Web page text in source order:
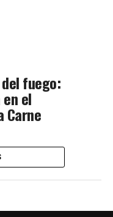
fuego:
el
Carne